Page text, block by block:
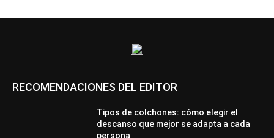
RECOMENDACIONES DEL EDITOR
Tipos de colchones: cómo elegir el
descanso que mejor se adapta a cada
persona